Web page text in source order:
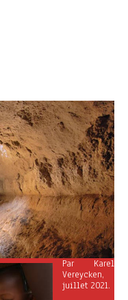
Par Karel
Vereycken,
juillet 2021.